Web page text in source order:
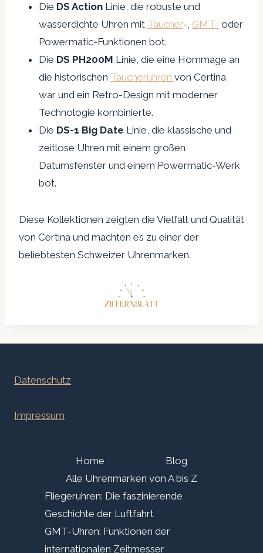
Die DS Action Linie, die robuste und
wasserdichte Uhren mit Taucher-, GMT- oder
Powermatic-Funktionen bot.
Die DS PH200M Linie, die eine Hommage an
die historischen Taucheruhren von Certina
war und ein Retro-Design mit moderner
Technologie kombinierte.
Die DS-1 Big Date Linie, die klassische und
zeitlose Uhren mit einem großen
Datumsfenster und einem Powermatic-Werk
bot.
Diese Kollektionen zeigten die Vielfalt und Qualität
von Certina und machten es zu einer der
beliebtesten Schweizer Uhrenmarken.
Datenschutz
Impressum
Home
Blog
Alle Uhrenmarken von A bis Z
Fliegeruhren: Die faszinierende
Geschichte der Luftfahrt
GMT-Uhren: Funktionen der
internationalen Zeitmesser